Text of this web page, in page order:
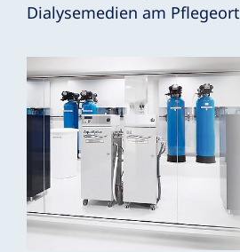
Dialysemedien am Pflegeort